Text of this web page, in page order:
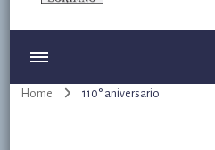
Home 110° aniversario